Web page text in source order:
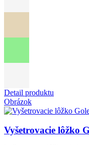
Detail produktu
Obrázok
Vyšetrovacie lôžko